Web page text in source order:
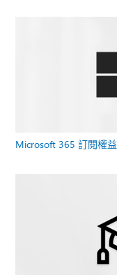
Microsoft 365 訂閱權益